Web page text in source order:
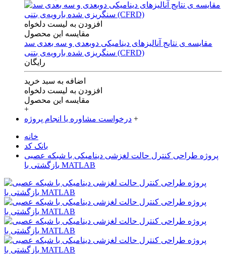
افزودن به لیست دلخواه
مقایسه این محصول
مقایسه ی‌ نتایج آنالیزهای‌ دینامیکی‌ دوبعدی‌ و‌ سه بعدی‌ سد
سنگریزی‌ شده با‌رویه‌ی‌ بتنی‌ (CFRD)
رایگان
اضافه به سبد خرید
افزودن به لیست دلخواه
مقایسه این محصول
+
درخواست مشاوره یا انجام پروژه +
خانه
بانک کد
پروژه طراحی کنترل حالت لغزشی دینامیکی با شبکه عصبی
بازگشتی با MATLAB